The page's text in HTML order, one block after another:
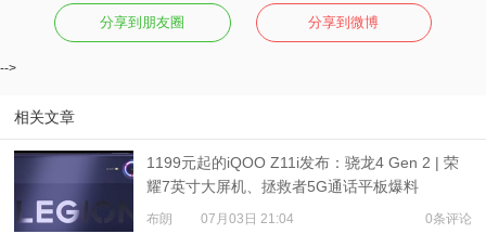
分享到朋友圈 分享到微博
-->
相关文章
1199元起的iQOO Z11i发布：骁龙4 Gen 2 | 荣
耀7英寸大屏机、拯救者5G通话平板爆料
布朗 07月03日 21:04 0条评论